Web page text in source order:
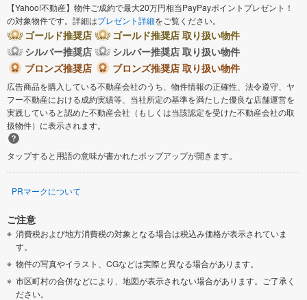
【Yahoo!不動産】物件ご成約で最大20万円相当PayPayポイントプレゼント！
の対象物件です。詳細はプレゼント詳細をご覧ください。
ゴールド推奨店
ゴールド推奨店 取り扱い物件
シルバー推奨店
シルバー推奨店 取り扱い物件
ブロンズ推奨店
ブロンズ推奨店 取り扱い物件
広告商品を購入している不動産会社のうち、物件情報の正確性、法令遵守、ヤ
フー不動産における成約実績等、当社所定の基準を満たした優良な店舗運営を
実践していると認めた不動産会社（もしくは当該認定を受けた不動産会社の取
扱物件）に表示されます。
タップすると用語の意味が書かれたポップアップが開きます。
PRマークについて
ご注意
消費税および地方消費税の対象となる場合は税込み価格が表示されていま
す。
物件の写真やイラスト、CGなどは実際と異なる場合があります。
市区町村の合併などにより、地図が表示されない場合があります。ご了承く
ださい。